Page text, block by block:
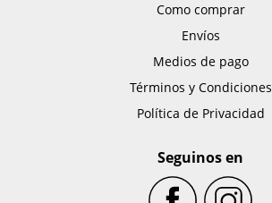
Como comprar
Envíos
Medios de pago
Términos y Condiciones
Política de Privacidad
Seguinos en